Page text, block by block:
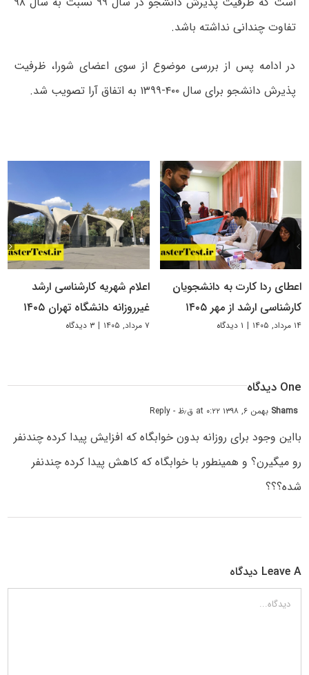
تفاوت چندانی نداشته باشد.
در ادامه پس از بررسی موضوع از سوی اعضای شورا،‌ ظرفیت
پذیرش دانشجو برای سال ۴۰۰-۱۳۹۹ به اتفاق آرا تصویب شد.
اعطای ردا کارت به دانشجویان
کارشناسی ارشد از مهر ۱۴۰۵
۱۴ مرداد, ۱۴۰۵ | ۱ دیدگاه
اعلام شهریه کارشناسی ارشد
غیرروزانه دانشگاه تهران ۱۴۰۵
۷ مرداد, ۱۴۰۵ | ۳ دیدگاه
One دیدگاه
Shams بهمن ۶, ۱۳۹۸ at ۰:۲۲ ق٫ظ - Reply
بااین وجود برای روزانه بدون خوابگاه که افزایش پیدا کرده چندنفر
رو میگیرن؟ و همینطور با خوابگاه که کاهش پیدا کرده چندنفر
شده؟؟؟
Leave A دیدگاه
دیدگاه